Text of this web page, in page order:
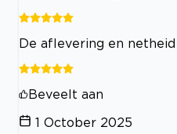
De aflevering en
Beveelt aan
1 October 2025